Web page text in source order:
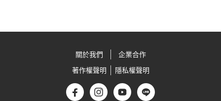
關於我們
企業合作
著作權聲明
隱私權聲明